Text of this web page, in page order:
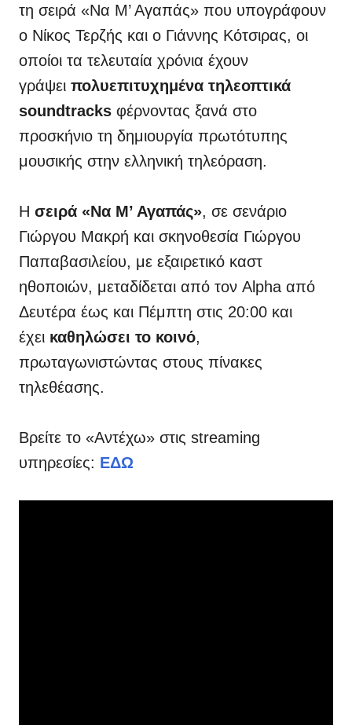
τη σειρά «Να Μ’ Αγαπάς» που υπογράφουν
ο Νίκος Τερζής και ο Γιάννης Κότσιρας, οι
οποίοι τα τελευταία χρόνια έχουν
γράψει πολυεπιτυχημένα τηλεοπτικά
soundtracks φέρνοντας ξανά στο
προσκήνιο τη δημιουργία πρωτότυπης
μουσικής στην ελληνική τηλεόραση.
Η σειρά «Να Μ’ Αγαπάς», σε σενάριο
Γιώργου Μακρή και σκηνοθεσία Γιώργου
Παπαβασιλείου, με εξαιρετικό καστ
ηθοποιών, μεταδίδεται από τον Alpha από
Δευτέρα έως και Πέμπτη στις 20:00 και
έχει καθηλώσει το κοινό,
πρωταγωνιστώντας στους πίνακες
τηλεθέασης.
Βρείτε το «Αντέχω» στις streaming
υπηρεσίες: ΕΔΩ